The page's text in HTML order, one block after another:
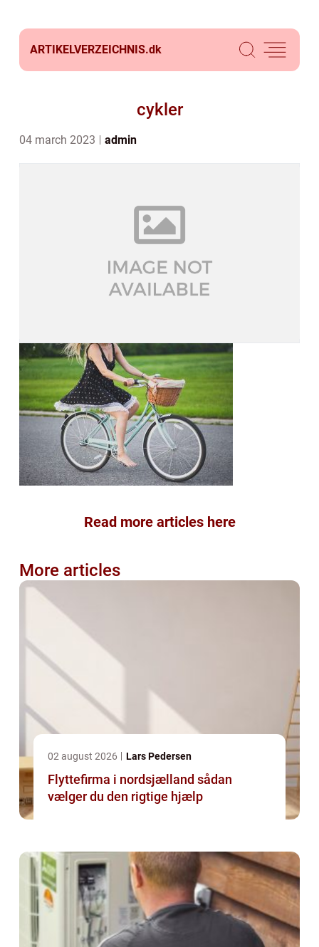
ARTIKELVERZEICHNIS.dk
cykler
04 march 2023 admin
Read more articles here
More articles
02 august 2026 Lars Pedersen
Flyttefirma i nordsjælland sådan
vælger du den rigtige hjælp